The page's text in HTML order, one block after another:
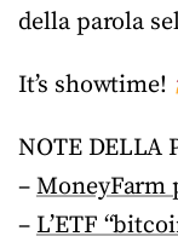
della parola
It’s showtime!
NOTE DELLA
– MoneyFarm
– L’ETF